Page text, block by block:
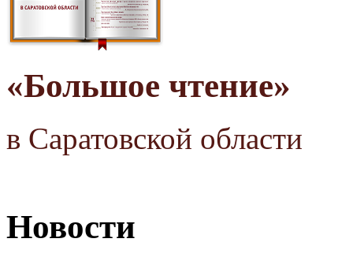
«Большое чтение»
в Саратовской области
Новости